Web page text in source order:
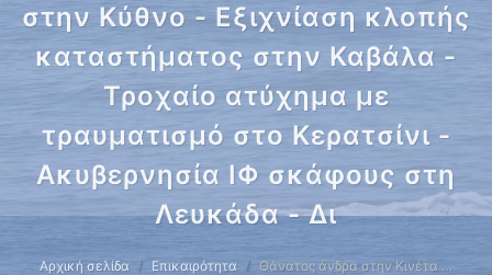
στην Κύθνο - Εξιχνίαση κλοπής
καταστήματος στην Καβάλα -
Τροχαίο ατύχημα με
τραυματισμό στο Κερατσίνι -
Ακυβερνησία ΙΦ σκάφους στη
Λευκάδα - Δι
Αρχική σελίδα Επικαιρότητα Θάνατος άνδρα στην Κινέτα …